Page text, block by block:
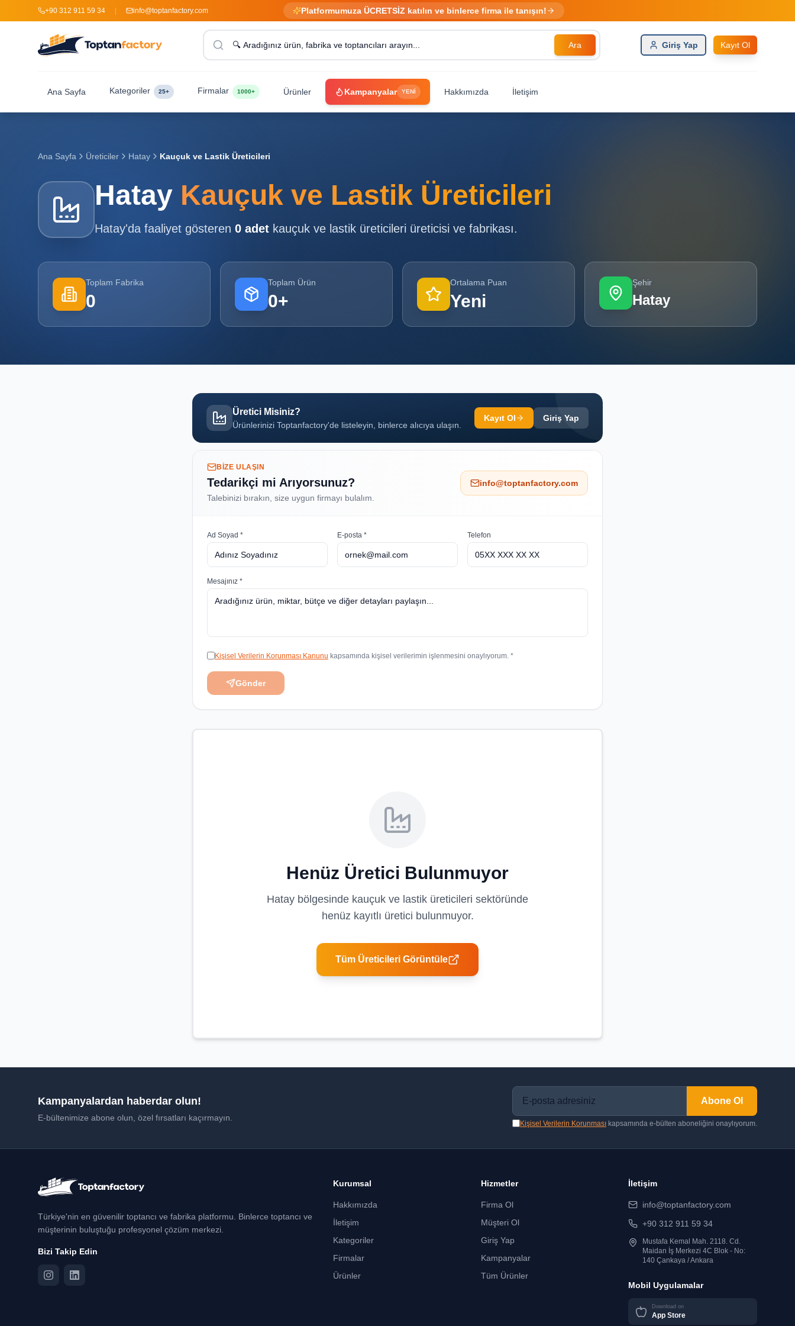
+90 312 911 59 34 info@toptanfactory.com Platformumuza ÜCRETSİZ katılın ve binlerce firma ile tanışın!
Ara Giriş Yap Kayıt Ol
Ana Sayfa Kategoriler 25+ Firmalar 1000+ Ürünler Kampanyalar YENİ Hakkımızda İletişim
Ana Sayfa Üreticiler Hatay Kauçuk ve Lastik Üreticileri
Hatay Kauçuk ve Lastik Üreticileri
Hatay'da faaliyet gösteren 0 adet kauçuk ve lastik üreticileri üreticisi ve fabrikası.
Toplam Fabrika
0
Toplam Ürün
0+
Ortalama Puan
Yeni
Şehir
Hatay
Üretici Misiniz?
Ürünlerinizi Toptanfactory'de listeleyin, binlerce alıcıya ulaşın.
Kayıt Ol Giriş Yap
BIZE ULAŞIN
Tedarikçi mi Arıyorsunuz?
Talebinizi bırakın, size uygun firmayı bulalım.
info@toptanfactory.com
Ad Soyad * E-posta * Telefon
Mesajınız *
Kişisel Verilerin Korunması Kanunu kapsamında kişisel verilerimin işlenmesini onaylıyorum. *
Gönder
Henüz Üretici Bulunmuyor
Hatay bölgesinde kauçuk ve lastik üreticileri sektöründe
henüz kayıtlı üretici bulunmuyor.
Tüm Üreticileri Görüntüle
Kampanyalardan haberdar olun!
E-bültenimize abone olun, özel fırsatları kaçırmayın.
Abone Ol
Kişisel Verilerin Korunması kapsamında e-bülten aboneliğini onaylıyorum.
Türkiye'nin en güvenilir toptancı ve fabrika platformu. Binlerce toptancı ve
müşterinin buluştuğu profesyonel çözüm merkezi.
Bizi Takip Edin
Kurumsal
Hakkımızda
İletişim
Kategoriler
Firmalar
Ürünler
Hizmetler
Firma Ol
Müşteri Ol
Giriş Yap
Kampanyalar
Tüm Ürünler
İletişim
info@toptanfactory.com
+90 312 911 59 34
Mustafa Kemal Mah. 2118. Cd.
Maidan İş Merkezi 4C Blok - No:
140 Çankaya / Ankara
Mobil Uygulamalar
Download on
App Store